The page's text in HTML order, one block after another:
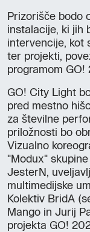
Prizorišče bodo
instalacije, ki jih
intervencije, kot
ter projekti,
programom
GO! City Light
pred mestno
za številne
priložnosti bo
Vizualno
"Modux"
JesterN,
multimedijske
Kolektiv BridA
Mango in Jurij
projekta GO!